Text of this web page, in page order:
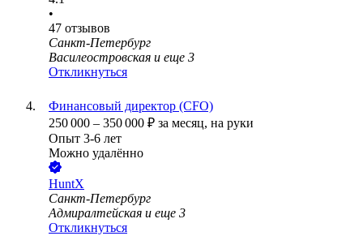
•
47 отзывов
Санкт-Петербург
Василеостровская и еще 3
Откликнуться
Финансовый директор (CFO)
250 000 – 350 000 ₽ за месяц, на руки
Опыт 3-6 лет
Можно удалённо
HuntX
Санкт-Петербург
Адмиралтейская и еще 3
Откликнуться